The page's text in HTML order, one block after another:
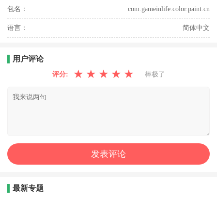
包名： com.gameinlife.color.paint.cn
语言： 简体中文
用户评论
评分: ★ ★ ★ ★ ★ 棒极了
最新专题